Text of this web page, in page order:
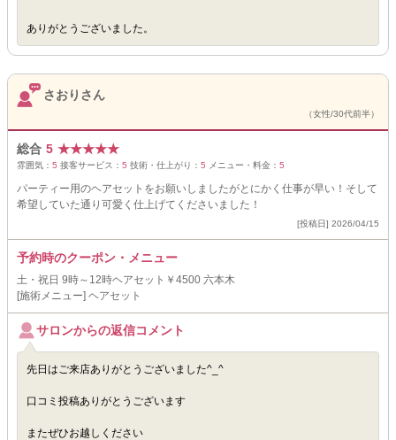
ありがとうございました。
さおりさん
（女性/30代前半）
総合 5 ★★★★★
雰囲気： 5 接客サービス： 5 技術・仕上がり： 5 メニュー・料金： 5
パーティー用のヘアセットをお願いしましたがとにかく仕事が早い！そして
希望していた通り可愛く仕上げてくださいました！
[投稿日] 2026/04/15
予約時のクーポン・メニュー
土・祝日 9時～12時ヘアセット￥4500 六本木
[施術メニュー] ヘアセット
サロンからの返信コメント
先日はご来店ありがとうございました^_^
口コミ投稿ありがとうございます
またぜひお越しください